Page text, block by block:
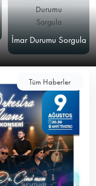
İmar Durumu Sorgula
Tüm Haberler